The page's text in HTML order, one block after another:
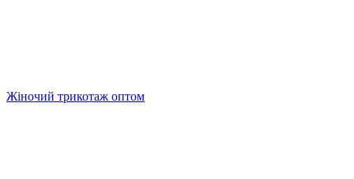
Жіночий трикотаж оптом